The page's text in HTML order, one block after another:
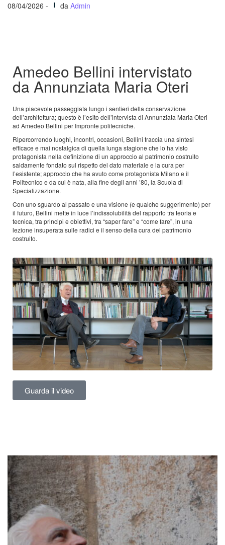
08/04/2026 - da Admin
Amedeo Bellini intervistato
da Annunziata Maria Oteri
Una piacevole passeggiata lungo i sentieri della conservazione
dell’architettura; questo è l’esito dell’intervista di Annunziata Maria Oteri
ad Amedeo Bellini per Impronte politecniche.
Ripercorrendo luoghi, incontri, occasioni, Bellini traccia una sintesi
efficace e mai nostalgica di quella lunga stagione che lo ha visto
protagonista nella definizione di un approccio al patrimonio costruito
saldamente fondato sul rispetto del dato materiale e la cura per
l’esistente; approccio che ha avuto come protagonista Milano e il
Politecnico e da cui è nata, alla fine degli anni ’80, la Scuola di
Specializzazione.
Con uno sguardo al passato e una visione (e qualche suggerimento) per
il futuro, Bellini mette in luce l’indissolubilità del rapporto tra teoria e
tecnica, tra principi e obiettivi, tra “saper fare” e “come fare”, in una
lezione insuperata sulle radici e il senso della cura del patrimonio
costruito.
Guarda il video